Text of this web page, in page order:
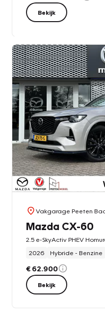
Bekijk
Vakgarage Peeten
Mazda CX-60
2.5 e-SkyActiv PHEV
2026
Hybride - Benzine
€ 62.900
Bekijk